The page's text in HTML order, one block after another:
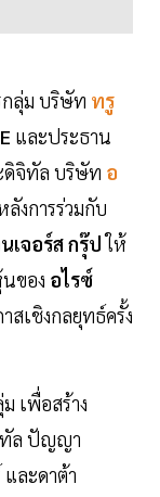
กลุ่ม บริษัท ทรู
และประธาน
ดิจิทัล บริษัท อ
งการร่วมกับ
เจอร์ส กรุ๊ปให้
ของ อไรซ์
สเชิงกลยุทธ์ครั้ง
เพื่อสร้าง
ทัล ปัญญา
ละดาต้า